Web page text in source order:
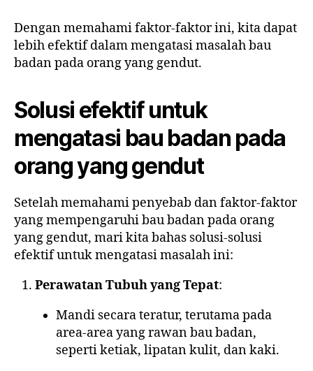
Dengan memahami faktor-faktor ini, kita dapat
lebih efektif dalam mengatasi masalah bau
badan pada orang yang gendut.
Solusi efektif untuk
mengatasi bau badan pada
orang yang gendut
Setelah memahami penyebab dan faktor-faktor
yang mempengaruhi bau badan pada orang
yang gendut, mari kita bahas solusi-solusi
efektif untuk mengatasi masalah ini:
Perawatan Tubuh yang Tepat:
Mandi secara teratur, terutama pada
area-area yang rawan bau badan,
seperti ketiak, lipatan kulit, dan kaki.